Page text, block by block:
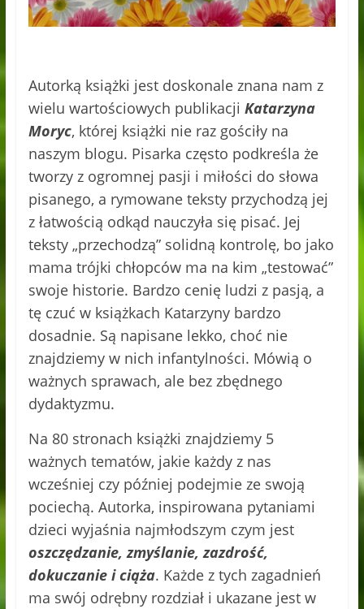
Autorką książki jest doskonale znana nam z
wielu wartościowych publikacji Katarzyna
Moryc, której książki nie raz gościły na
naszym blogu. Pisarka często podkreśla że
tworzy z ogromnej pasji i miłości do słowa
pisanego, a rymowane teksty przychodzą jej
z łatwością odkąd nauczyła się pisać. Jej
teksty „przechodzą” solidną kontrolę, bo jako
mama trójki chłopców ma na kim „testować”
swoje historie. Bardzo cenię ludzi z pasją, a
tę czuć w książkach Katarzyny bardzo
dosadnie. Są napisane lekko, choć nie
znajdziemy w nich infantylności. Mówią o
ważnych sprawach, ale bez zbędnego
dydaktyzmu.
Na 80 stronach książki znajdziemy 5
ważnych tematów, jakie każdy z nas
wcześniej czy później podejmie ze swoją
pociechą. Autorka, inspirowana pytaniami
dzieci wyjaśnia najmłodszym czym jest
oszczędzanie, zmyślanie, zazdrość,
dokuczanie i ciąża. Każde z tych zagadnień
ma swój odrębny rozdział i ukazane jest w